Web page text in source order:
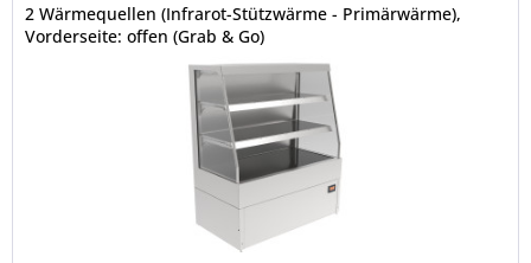
2 Wärmequellen (Infrarot-Stützwärme - Primärwärme),
Vorderseite: offen (Grab & Go)